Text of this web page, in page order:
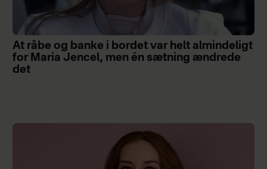
At råbe og banke i bordet var helt almindeligt
for Maria Jencel, men én sætning ændrede
det